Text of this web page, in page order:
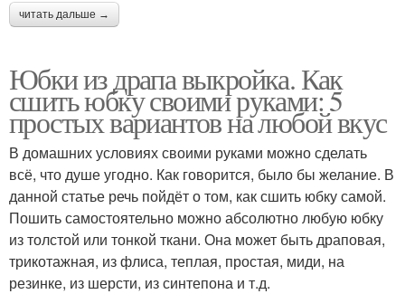
читать дальше →
Юбки из драпа выкройка. Как
сшить юбку своими руками: 5
простых вариантов на любой вкус
В домашних условиях своими руками можно сделать
всё, что душе угодно. Как говорится, было бы желание. В
данной статье речь пойдёт о том, как сшить юбку самой.
Пошить самостоятельно можно абсолютно любую юбку
из толстой или тонкой ткани. Она может быть драповая,
трикотажная, из флиса, теплая, простая, миди, на
резинке, из шерсти, из синтепона и т.д.